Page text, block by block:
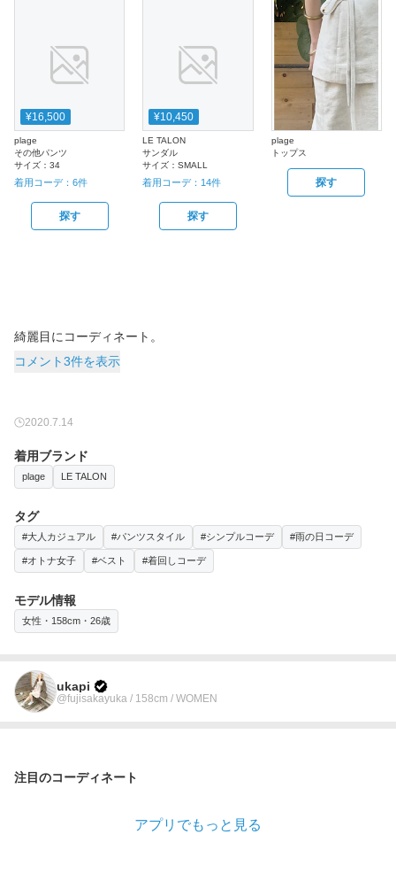
¥16,500
plage
その他パンツ
サイズ： 34
着用コーデ： 6件
探す
¥10,450
LE TALON
サンダル
サイズ：SMALL
着用コーデ： 14件
探す
plage
トップス
探す
綺麗目にコーディネート。
コメント3件を表示
2020.7.14
着用ブランド
plage LE TALON
タグ
#大人カジュアル #パンツスタイル #シンプルコーデ #雨の日コーデ
#オトナ女子 #ベスト #着回しコーデ
モデル情報
女性・158cm・26歳
ukapi
@fujisakayuka / 158cm / WOMEN
注目のコーディネート
アプリでもっと見る